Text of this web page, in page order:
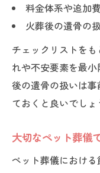
料金体系や追加
火葬後の遺骨の
チェックリストを
れや不安要素を最
後の遺骨の扱いは
ておくと良いでしょ
大切なペット葬儀
ペット葬儀におけ